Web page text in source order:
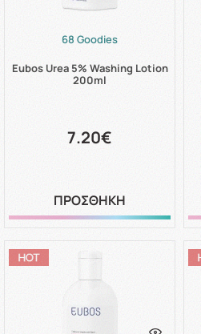
68 Goodies
Eubos Urea 5% Washing Lotion
200ml
7.20€
ΠΡΟΣΘΗΚΗ